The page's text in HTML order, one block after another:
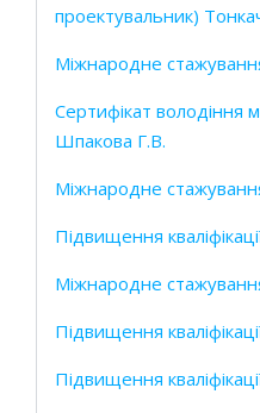
проектувальник)
Міжнародне
Сертифікат володіння
Шпакова Г.В.
Міжнародне
Підвищення
Міжнародне
Підвищення
Підвищення